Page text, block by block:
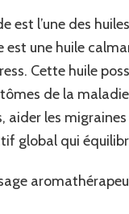
est l’une des
une huile
Cette huile
de la
les
global qui